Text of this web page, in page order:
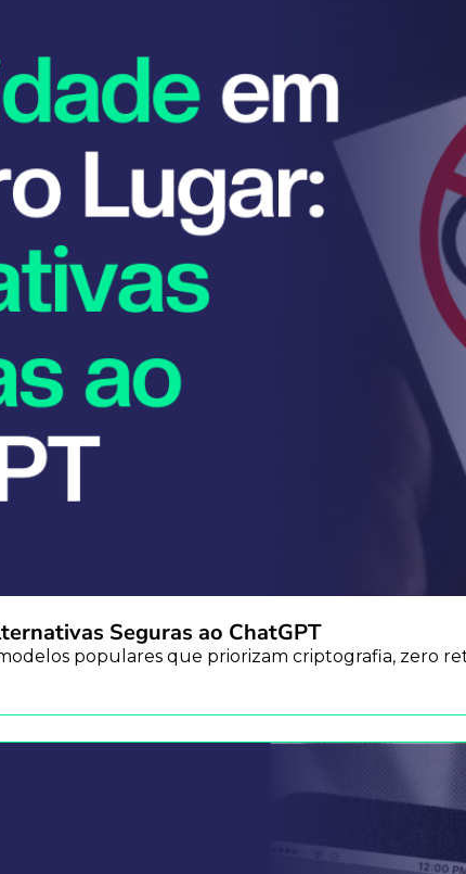
Seguras ao ChatGPT
populares que priorizam criptografia, zero